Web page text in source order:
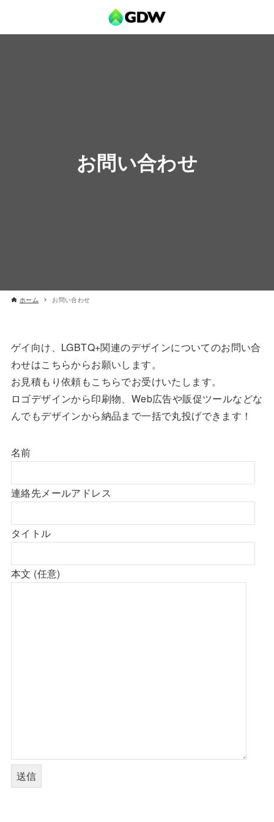
お問い合わせ
ホーム お問い合わせ
ゲイ向け、LGBTQ+関連のデザインについてのお問い合
わせはこちらからお願いします。
お見積もり依頼もこちらでお受けいたします。
ロゴデザインから印刷物、Web広告や販促ツールなどな
んでもデザインから納品まで一括で丸投げできます！
名前
連絡先メールアドレス
タイトル
本文 (任意)